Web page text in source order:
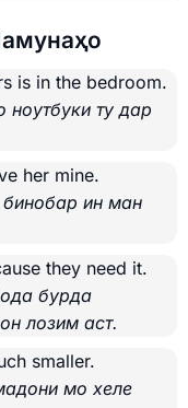
is in the bedroom.
ту дар
her mine.
ин ман
they need it.
бурда
лозим аст.
smaller.
мо хеле